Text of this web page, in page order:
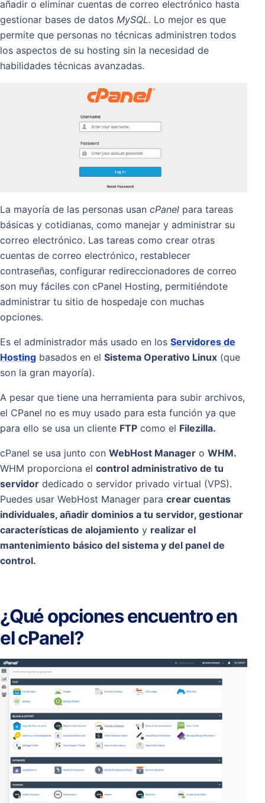
añadir o eliminar cuentas de correo electrónico hasta
gestionar bases de datos MySQL. Lo mejor es que
permite que personas no técnicas administren todos
los aspectos de su hosting sin la necesidad de
habilidades técnicas avanzadas.
La mayoría de las personas usan cPanel para tareas
básicas y cotidianas, como manejar y administrar su
correo electrónico. Las tareas como crear otras
cuentas de correo electrónico, restablecer
contraseñas, configurar redireccionadores de correo
son muy fáciles con cPanel Hosting, permitiéndote
administrar tu sitio de hospedaje con muchas
opciones.
Es el administrador más usado en los Servidores de
Hosting basados en el Sistema Operativo Linux (que
son la gran mayoría).
A pesar que tiene una herramienta para subir archivos,
el CPanel no es muy usado para esta función ya que
para ello se usa un cliente FTP como el Filezilla.
cPanel se usa junto con WebHost Manager o WHM.
WHM proporciona el control administrativo de tu
servidor dedicado o servidor privado virtual (VPS).
Puedes usar WebHost Manager para crear cuentas
individuales, añadir dominios a tu servidor, gestionar
características de alojamiento y realizar el
mantenimiento básico del sistema y del panel de
control.
¿Qué opciones encuentro en
el cPanel?